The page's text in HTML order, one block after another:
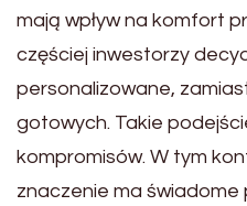
mają wpływ na komfort
częściej inwestorzy
personalizowane,
gotowych. Takie
kompromisów. W tym
znaczenie ma świadome